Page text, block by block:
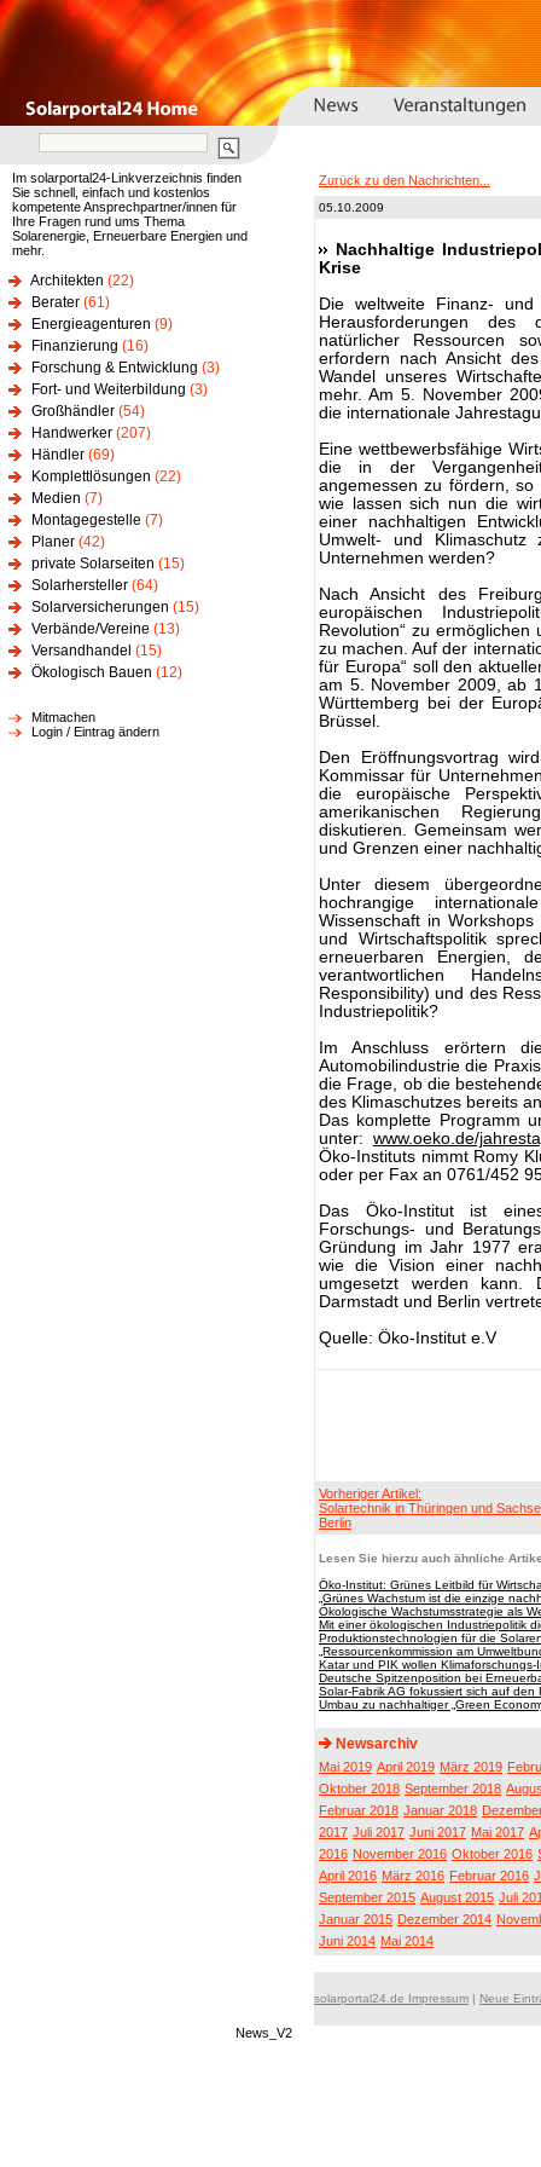
Im solarportal24-Linkverzeichnis finden
Sie schnell, einfach und kostenlos
kompetente Ansprechpartner/innen für
Ihre Fragen rund ums Thema
Solarenergie, Erneuerbare Energien und
mehr.
Architekten (22)
Berater (61)
Energieagenturen (9)
Finanzierung (16)
Forschung & Entwicklung (3)
Fort- und Weiterbildung (3)
Großhändler (54)
Handwerker (207)
Händler (69)
Komplettlösungen (22)
Medien (7)
Montagegestelle (7)
Planer (42)
private Solarseiten (15)
Solarhersteller (64)
Solarversicherungen (15)
Verbände/Vereine (13)
Versandhandel (15)
Ökologisch Bauen (12)
Mitmachen
Login / Eintrag ändern
Zurück zu den Nachrichten...
05.10.2009
Nachhaltige
Krise
Die weltweite Finanz-
Herausforderungen des
natürlicher Ressourcen
erfordern nach Ansicht
Wandel unseres
mehr. Am 5. November
die internationale
Eine wettbewerbsfähige
die in der
angemessen zu fördern,
wie lassen sich nun die
einer nachhaltigen
Umwelt- und
Unternehmen werden?
Nach Ansicht des
europäischen
Revolution“ zu
zu machen. Auf der
für Europa“ soll den
am 5. November 2009, ab
Württemberg bei der
Brüssel.
Den Eröffnungsvortrag
Kommissar für
die europäische
amerikanischen
diskutieren. Gemeinsam
und Grenzen einer
Unter diesem
hochrangige
Wissenschaft in
und Wirtschaftspolitik
erneuerbaren Energien,
verantwortlichen
Responsibility) und des
Industriepolitik?
Im Anschluss erörtern
Automobilindustrie die
die Frage, ob die
des Klimaschutzes bereits
Das komplette Programm
unter: www.oeko.de/
Öko-Instituts nimmt Romy
oder per Fax an 0761/452
Das Öko-Institut ist
Forschungs- und
Gründung im Jahr 1977
wie die Vision einer
umgesetzt werden kann.
Darmstadt und Berlin
Quelle: Öko-Institut e.V
Vorheriger Artikel:
Solartechnik in Thüringen und
Berlin
Lesen Sie hierzu auch ähnliche
Öko-Institut: Grünes Leitbild für
„Grünes Wachstum ist die einzige
Ökologische Wachstumsstrategie als
Mit einer ökologischen Industriepolitik
Produktionstechnologien für die
„Ressourcenkommission am
Katar und PIK wollen
Deutsche Spitzenposition bei
Solar-Fabrik AG fokussiert sich auf
Umbau zu nachhaltiger „Green
Newsarchiv
Mai 2019 April 2019 März 2019
Oktober 2018 September 2018
Februar 2018 Januar 2018
2017 Juli 2017 Juni 2017 Mai 2017
2016 November 2016 Oktober 2016
April 2016 März 2016 Februar 2016
September 2015 August 2015 Juli
Januar 2015 Dezember 2014
Juni 2014 Mai 2014
solarportal24.de Impressum | Neue
News_V2